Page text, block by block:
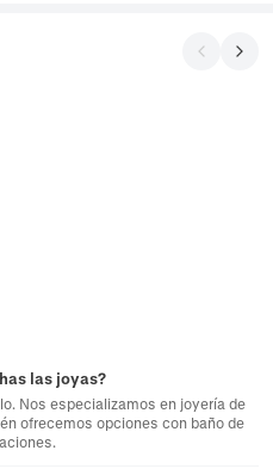
las joyas?
Nos especializamos en joyería de
ofrecemos opciones con baño de